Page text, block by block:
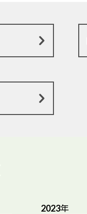
2023年